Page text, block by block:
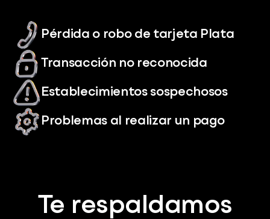
Pérdida o robo de tarjeta Plata
Transacción no reconocida
Establecimientos sospechosos
Problemas al realizar un pago
Te respaldamos